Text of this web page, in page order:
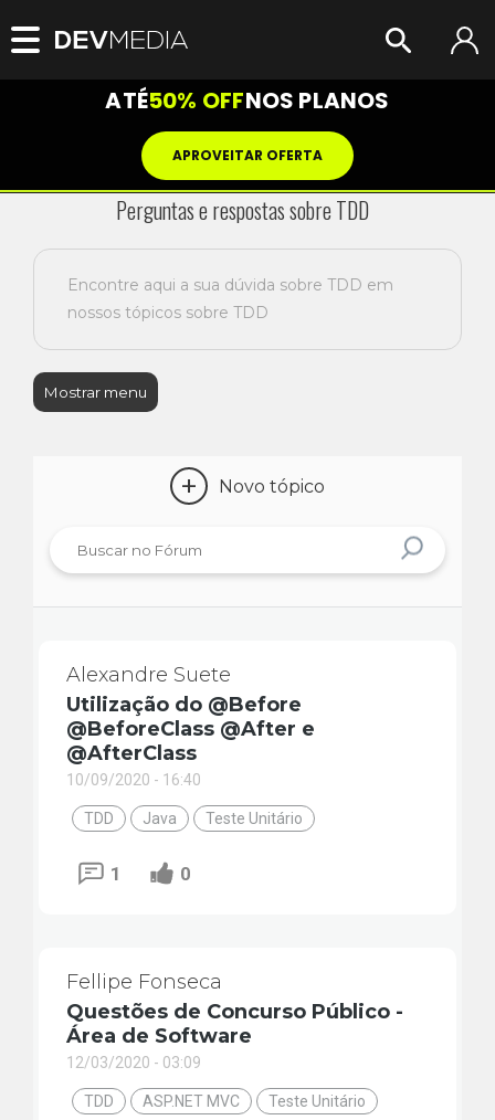
ATÉ50% OFFNOS PLANOS
APROVEITAR OFERTA
Perguntas e respostas sobre TDD
Encontre aqui a sua dúvida sobre TDD em
nossos tópicos sobre TDD
Mostrar menu
+ Novo tópico
Alexandre Suete
Utilização do @Before
@BeforeClass @After e
@AfterClass
10/09/2020 - 16:40
TDD Java Teste Unitário
1 0
Fellipe Fonseca
Questões de Concurso Público -
Área de Software
12/03/2020 - 03:09
TDD ASP.NET MVC Teste Unitário